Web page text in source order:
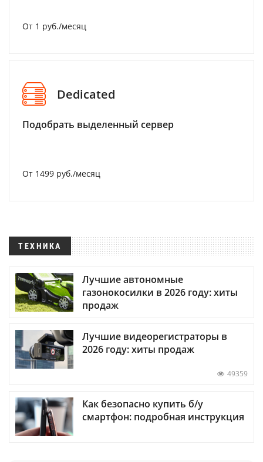
От 1 руб./месяц
Dedicated
Подобрать выделенный сервер
От 1499 руб./месяц
ТЕХНИКА
Лучшие автономные
газонокосилки в 2026 году: хиты
продаж
Лучшие видеорегистраторы в
2026 году: хиты продаж
49359
Как безопасно купить б/у
смартфон: подробная инструкция